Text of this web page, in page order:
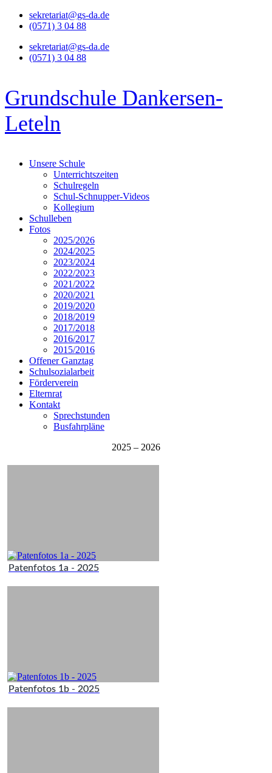
sekretariat@gs-da.de
(0571) 3 04 88
sekretariat@gs-da.de
(0571) 3 04 88
Grundschule Dankersen-
Leteln
Unsere Schule
Unterrichtszeiten
Schulregeln
Schul-Schnupper-Videos
Kollegium
Schulleben
Fotos
2025/2026
2024/2025
2023/2024
2022/2023
2021/2022
2020/2021
2019/2020
2018/2019
2017/2018
2016/2017
2015/2016
Offener Ganztag
Schulsozialarbeit
Förderverein
Elternrat
Kontakt
Sprechstunden
Busfahrpläne
2025 – 2026
Patenfotos 1a - 2025
Patenfotos 1b - 2025